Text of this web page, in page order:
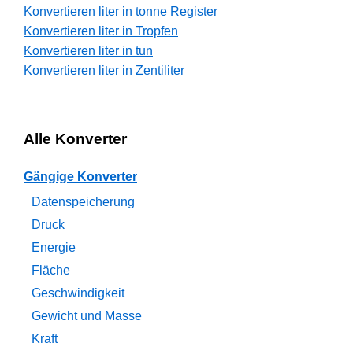
Konvertieren liter in tonne Register
Konvertieren liter in Tropfen
Konvertieren liter in tun
Konvertieren liter in Zentiliter
Alle Konverter
Gängige Konverter
Datenspeicherung
Druck
Energie
Fläche
Geschwindigkeit
Gewicht und Masse
Kraft